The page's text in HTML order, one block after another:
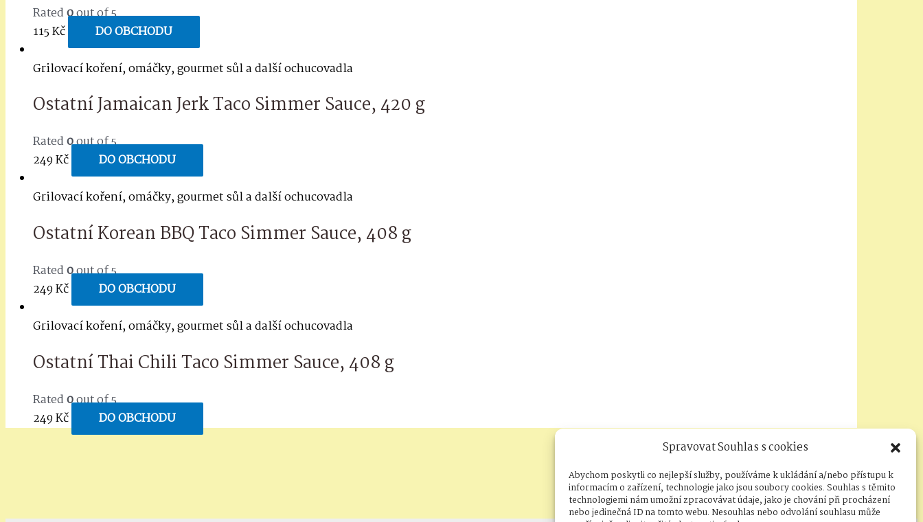
Spravovat Souhlas s cookies
Abychom poskytli co nejlepší služby, používáme k ukládání a/nebo přístupu k
informacím o zařízení, technologie jako jsou soubory cookies. Souhlas s těmito
technologiemi nám umožní zpracovávat údaje, jako je chování při procházení
nebo jedinečná ID na tomto webu. Nesouhlas nebo odvolání souhlasu může
Rated0out of 5
115Kč
DO OBCHODU
Grilovací koření, omáčky, gourmet sůl a další ochucovadla
Ostatní Jamaican Jerk Taco Simmer Sauce, 420 g
Rated0out of 5
249Kč
DO OBCHODU
Grilovací koření, omáčky, gourmet sůl a další ochucovadla
Ostatní Korean BBQ Taco Simmer Sauce, 408 g
Rated0out of 5
249Kč
DO OBCHODU
Grilovací koření, omáčky, gourmet sůl a další ochucovadla
Ostatní Thai Chili Taco Simmer Sauce, 408 g
Rated0out of 5
249Kč DO OBCHODU